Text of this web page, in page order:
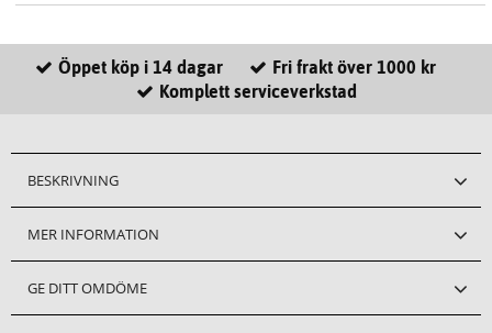
Öppet köp i 14 dagar
Fri frakt över 1000 kr
Komplett serviceverkstad
BESKRIVNING
MER INFORMATION
GE DITT OMDÖME